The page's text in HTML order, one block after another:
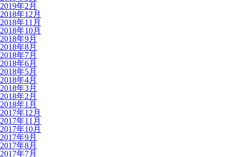
2019年2月
2018年12月
2018年11月
2018年10月
2018年9月
2018年8月
2018年7月
2018年6月
2018年5月
2018年4月
2018年3月
2018年2月
2018年1月
2017年12月
2017年11月
2017年10月
2017年9月
2017年8月
2017年7月